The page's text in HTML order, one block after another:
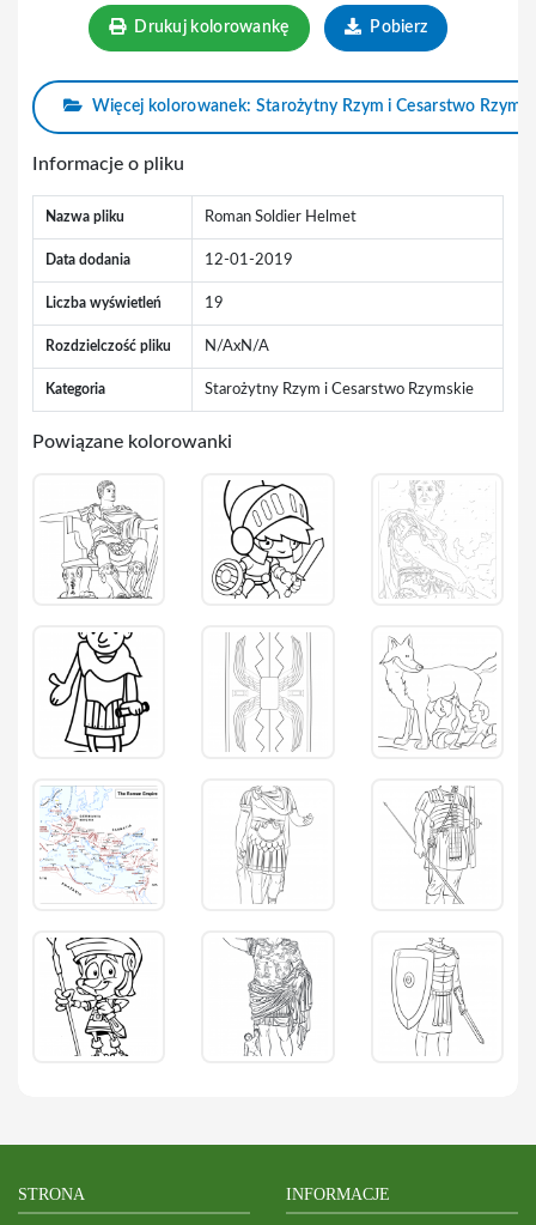
Drukuj kolorowankę Pobierz
Więcej kolorowanek: Starożytny Rzym i Cesarstwo
Informacje o pliku
Nazwa pliku Roman Soldier Helmet
Data dodania 12-01-2019
Liczba wyświetleń 19
Rozdzielczość pliku N/AxN/A
Kategoria Starożytny Rzym i Cesarstwo Rzymskie
Powiązane kolorowanki
STRONA INFORMACJE